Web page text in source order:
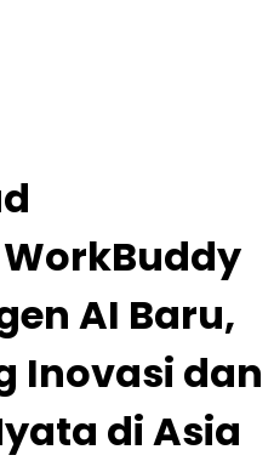
AI Baru,
Inovasi dan
di Asia